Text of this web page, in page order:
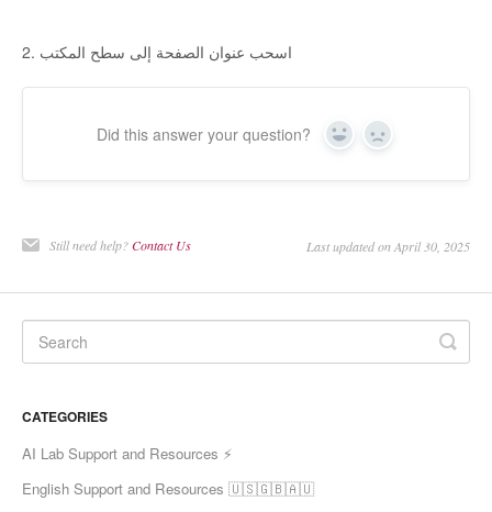
2. اسحب عنوان الصفحة إلى سطح المكتب
Did this answer your question? Yes No
Still need help?Contact Us Last updated on April 30, 2025
CATEGORIES
AI Lab Support and Resources ⚡
English Support and Resources 🇺🇸🇬🇧🇦🇺